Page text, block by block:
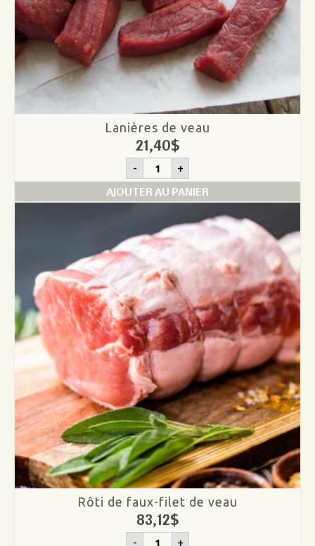
Lanières de veau
21,40$
- quantité
de
Lanières
de
+
AJOUTER AU PANIER
Rôti de faux-filet de veau
83,12$
- quantité
+